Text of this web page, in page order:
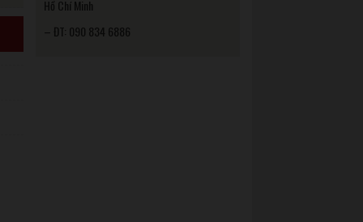
Hồ Chí Minh
– ĐT: 090 834 6886